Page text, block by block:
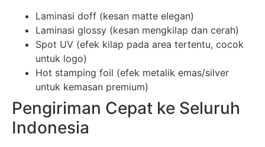
Laminasi doff (kesan matte elegan)
Laminasi glossy (kesan mengkilap dan cerah)
Spot UV (efek kilap pada area tertentu, cocok
untuk logo)
Hot stamping foil (efek metalik emas/silver
untuk kemasan premium)
Pengiriman Cepat ke Seluruh
Indonesia